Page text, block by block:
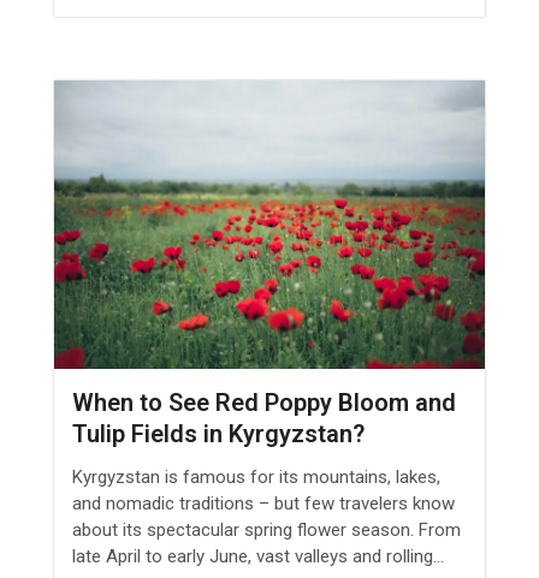
When to See Red Poppy Bloom and
Tulip Fields in Kyrgyzstan?
Kyrgyzstan is famous for its mountains, lakes,
and nomadic traditions – but few travelers know
about its spectacular spring flower season. From
late April to early June, vast valleys and rolling...